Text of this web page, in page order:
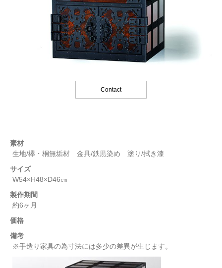
素材
生地/欅・桐無垢材 金具/鉄黒染め 塗り/拭き漆
サイズ
W54×H48×D46㎝
製作期間
約6ヶ月
価格
備考
※手造り家具の為寸法には多少の差異が生じます。